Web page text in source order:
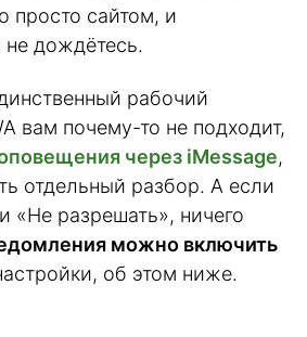
просто сайтом, и
дождётесь.
рабочий
вам почему-то не подходит,
через iMessage,
отдельный разбор. А если
«Не разрешать», ничего
можно включить
об этом ниже.